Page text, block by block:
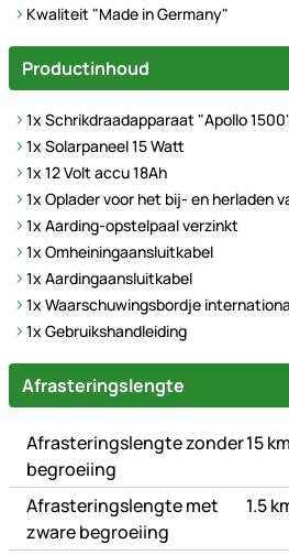
Kwaliteit "Made in Germany"
Productinhoud
1x Schrikdraadapparaat "Apollo
1x Solarpaneel 15 Watt
1x 12 Volt accu 18Ah
1x Oplader voor het bij- en herladen
1x Aarding-opstelpaal verzinkt
1x Omheiningaansluitkabel
1x Aardingaansluitkabel
1x Waarschuwingsbordje
1x Gebruikshandleiding
Technische Daten
Afrasteringslengte
Afrasteringslengte zonder
begroeiing
15 km
Afrasteringslengte met
zware begroeiing
1.5